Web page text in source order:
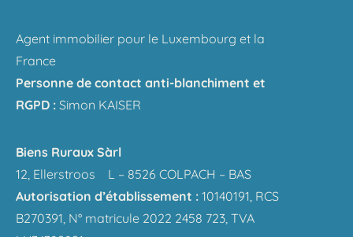
Agent immobilier pour le Luxembourg et la
France
Personne de contact anti-blanchiment et
RGPD : Simon KAISER
Biens Ruraux Sàrl
12, Ellerstroos L – 8526 COLPACH – BAS
Autorisation d’établissement : 10140191, RCS
B270391, N° matricule 2022 2458 723, TVA